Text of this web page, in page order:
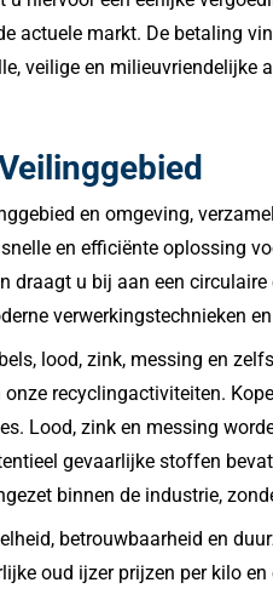
actuele markt. De betaling
veilige en milieuvriendelijke
en omgeving,
en efficiënte oplossing
draagt u bij aan een
verwerkingstechnieken
lood, zink, messing en
recyclingactiviteiten.
Lood, zink en messing
gevaarlijke stoffen
binnen de industrie,
betrouwbaarheid en
oud ijzer prijzen per kilo